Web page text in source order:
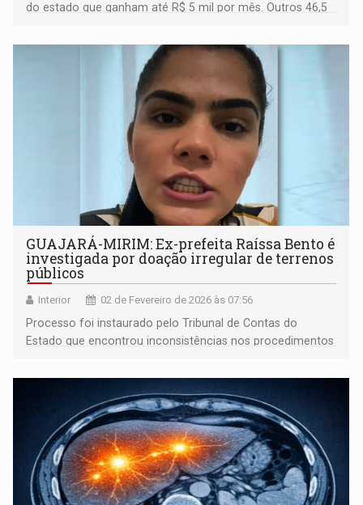
do estado que ganham até R$ 5 mil por mês. Outros 46,5
mensais serão beneficiados com descontos
GUAJARÁ-MIRIM: Ex-prefeita Raíssa Bento é
investigada por doação irregular de terrenos
públicos
Interior 02 de Fevereiro de 2026 às 07:56
Processo foi instaurado pelo Tribunal de Contas do
Estado que encontrou inconsistências nos procedimentos